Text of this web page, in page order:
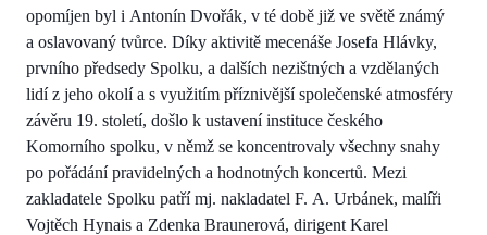
opomíjen byl i Antonín Dvořák, v té době již ve světě známý
a oslavovaný tvůrce. Díky aktivitě mecenáše Josefa Hlávky,
prvního předsedy Spolku, a dalších nezištných a vzdělaných
lidí z jeho okolí a s využitím příznivější společenské atmosféry
závěru 19. století, došlo k ustavení instituce českého
Komorního spolku, v němž se koncentrovaly všechny snahy
po pořádání pravidelných a hodnotných koncertů. Mezi
zakladatele Spolku patří mj. nakladatel F. A. Urbánek, malíři
Vojtěch Hynais a Zdenka Braunerová, dirigent Karel